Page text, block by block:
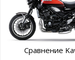
Сравнение